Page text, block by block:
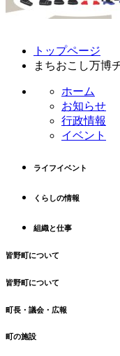
トップページ
まちおこし万博
ホーム
お知らせ
行政情報
イベント
ライフイベント
くらしの情報
組織と仕事
皆野町について
皆野町について
町長・議会・広報
町の施設